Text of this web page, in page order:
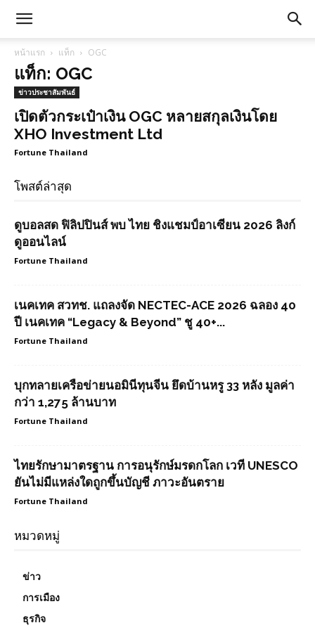
หน้าแรก แท็ก OGC
แท็ก: OGC
ข่าวประชาสัมพันธ์
เปิดตัวกระเป๋าเงิน OGC หลายสกุลเงินโดย
XHO Investment Ltd
Fortune Thailand
โพสต์ล่าสุด
ดูบอลสด ฟิลิปปินส์ พบ ไทย ชิงแชมป์อาเซียน 2026 ลิงก์
ดูออนไลน์
Fortune Thailand
เนคเทค สวทช. แถลงจัด NECTEC-ACE 2026 ฉลอง 40
ปี เนคเทค “Legacy & Beyond” ชู 40+...
Fortune Thailand
บุกทลายเครือข่ายนอมินีทุนจีน ยึดบ้านหรู 33 หลัง มูลค่า
กว่า 1,275 ล้านบาท
Fortune Thailand
ไทยรักษามาตรฐาน การอนุรักษ์มรดกโลก เวที UNESCO
ยันไม่มีแหล่งใดถูกขึ้นบัญชี ภาวะอันตราย
Fortune Thailand
หมวดหมู่
ข่าว
การเมือง
ธุรกิจ